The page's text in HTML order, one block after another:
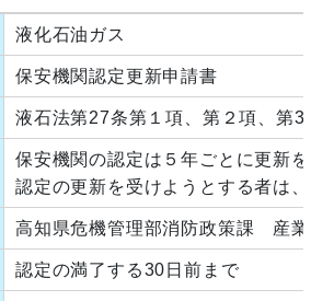
液化石油ガス
保安機関認定更新申請書
液石法第27条第１項、第２項、第
保安機関の認定は５年ごとに更新
認定の更新を受けようとする者は
高知県危機管理部消防政策課 産
認定の満了する30日前まで